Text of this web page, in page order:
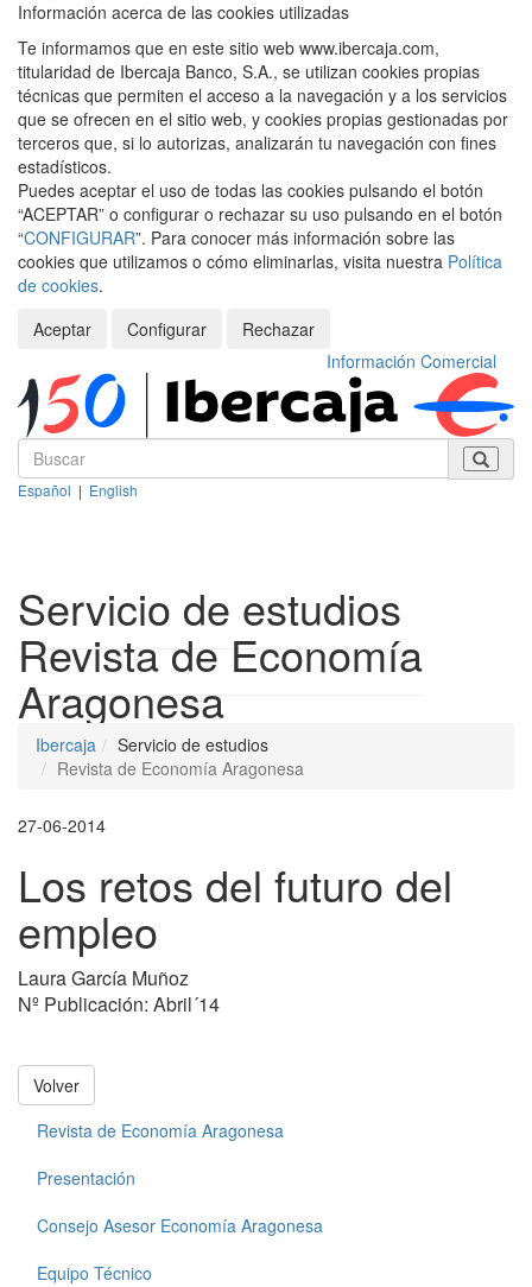
Información acerca de las cookies utilizadas
Te informamos que en este sitio web www.ibercaja.com,
titularidad de Ibercaja Banco, S.A., se utilizan cookies propias
técnicas que permiten el acceso a la navegación y a los servicios
que se ofrecen en el sitio web, y cookies propias gestionadas por
terceros que, si lo autorizas, analizarán tu navegación con fines
estadísticos.
Puedes aceptar el uso de todas las cookies pulsando el botón
“ACEPTAR” o configurar o rechazar su uso pulsando en el botón
“CONFIGURAR”. Para conocer más información sobre las
cookies que utilizamos o cómo eliminarlas, visita nuestra Política
de cookies.
Aceptar
Configurar
Rechazar
Información Comercial
Español | English
Servicio de estudios
Revista de Economía
Aragonesa
Ibercaja
Servicio de estudios
Revista de Economía Aragonesa
27-06-2014
Los retos del futuro del
empleo
Laura García Muñoz
Nº Publicación: Abril´14
Volver
Revista de Economía Aragonesa
Presentación
Consejo Asesor Economía Aragonesa
Equipo Técnico